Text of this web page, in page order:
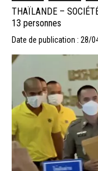
THAÏLANDE –
13 personnes
Date de publication : 28/